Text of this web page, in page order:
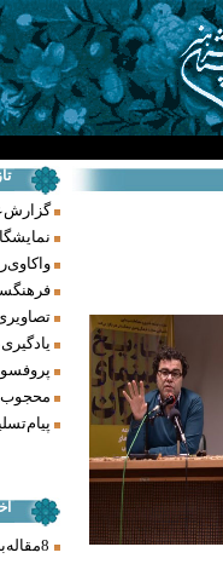
گزارش
واکاوی
محجوب
پیام
8 مقاله برگزیده همایش «فرش، سنت، هنر» ارائه شد